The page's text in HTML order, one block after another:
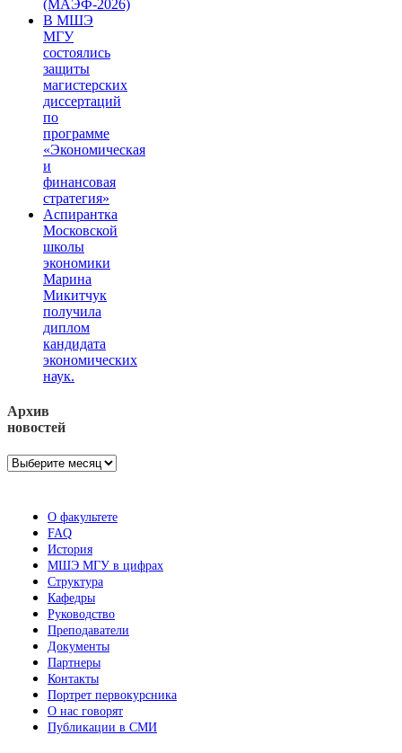
(МАЭФ-2026)
В МШЭ
МГУ
состоялись
защиты
магистерских
диссертаций
по
программе
«Экономическая
и
финансовая
стратегия»
Аспирантка
Московской
школы
экономики
Марина
Микитчук
получила
диплом
кандидата
экономических
наук.
Архив
новостей
Архив
О факультете
FAQ
История
МШЭ МГУ в цифрах
Структура
Кафедры
Руководство
Преподаватели
Документы
Партнеры
Контакты
Портрет первокурсника
О нас говорят
Публикации в СМИ